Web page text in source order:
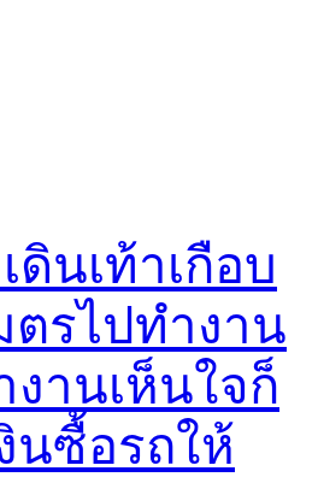
นเท้าเกือบ
ตรไปทำงาน
านเห็นใจก็
นซื้อรถให้